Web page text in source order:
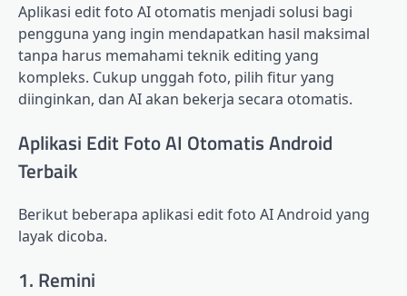
Aplikasi edit foto AI otomatis menjadi solusi bagi
pengguna yang ingin mendapatkan hasil maksimal
tanpa harus memahami teknik editing yang
kompleks. Cukup unggah foto, pilih fitur yang
diinginkan, dan AI akan bekerja secara otomatis.
Aplikasi Edit Foto AI Otomatis Android
Terbaik
Berikut beberapa aplikasi edit foto AI Android yang
layak dicoba.
1. Remini